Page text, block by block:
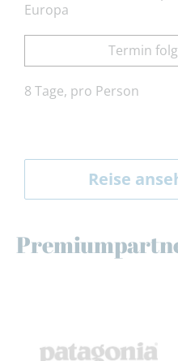
Europa
Termin
8 Tage, pro Person
Reise